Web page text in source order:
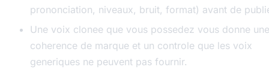
prononciation, niveaux, bruit, format) avant de
Une voix clonee que vous possedez vous donne une
coherence de marque et un controle que les voix
generiques ne peuvent pas fournir.